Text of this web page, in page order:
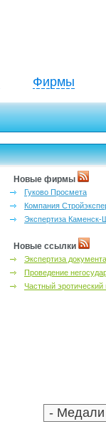
Фирмы
Новые фирмы
Гуково Просмета
Компания
Экспертиза Каменск-
Новые ссылки
Экспертиза
Проведение
Частный